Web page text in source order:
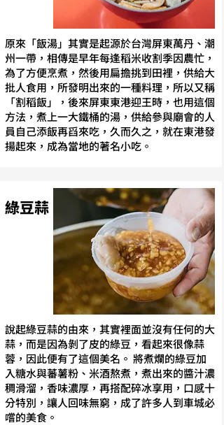
原來「飯湯」其實是起源於台灣屏東萬丹、潮
州一帶，相傳是早年每逢稻米收割季因農忙，
為了方便烹煮，然後用扁擔挑到田裡，供給大
批人食用，所發明出來的一種料理，所以又稱
「割稻飯」，後來屏東東港迎王時，也用這個
方法，煮上一大鐵桶的湯，供給參與廟會的人
員自己添飯再舀來吃，久而久之，就在東港發
揚起來，成為當地的著名小吃。
綠豆蒜
說起綠豆蒜的由來，其實裡面並沒有任何的大
蒜，而是因為剝了皮的綠豆，看起來很像蒜
蓉，因此便有了這個美名。 將煮爛的綠豆加
入糖水與蕃薯粉、米酒熬煮，煮出來的醬汁濃
稠滑溜，香味濃厚，再搭配碎冰享用，口感十
分特別，讓人回味無窮，成了許多人到車城必
嚐的美食。